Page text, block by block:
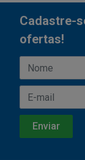
Cadastre-
ofertas!